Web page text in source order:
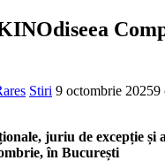
Stiri 9 octombrie 20259
juriu de excepție și
în București